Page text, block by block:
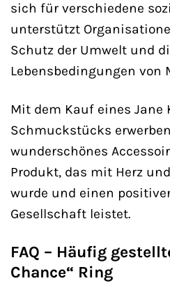
sich für verschiedene
unterstützt
Schutz der Umwelt und
Lebensbedingungen von
Mit dem Kauf eines Jane
Schmuckstücks
wunderschönes
Produkt, das mit Herz
wurde und einen
Gesellschaft leistet.
FAQ – Häufig
Chance“ Ring